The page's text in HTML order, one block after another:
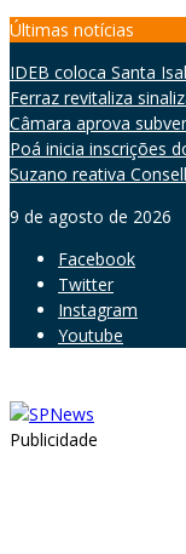
Skip
content
Últimas notícias
IDEB coloca Santa
Ferraz revitaliza
Câmara aprova
Poá inicia inscrições
Suzano reativa
9 de agosto de 2026
Facebook
Twitter
Instagram
Youtube
Publicidade